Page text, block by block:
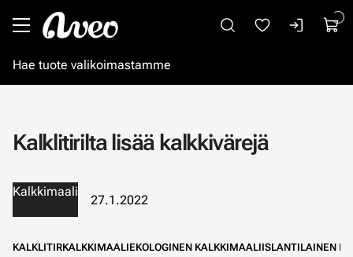
Kalklitirilta lisää kalkkivärejä
Kalkkimaali
27.1.2022
KALKLITIRKALKKIMAALIEKOLOGINEN KALKKIMAALIISLANTILAINEN